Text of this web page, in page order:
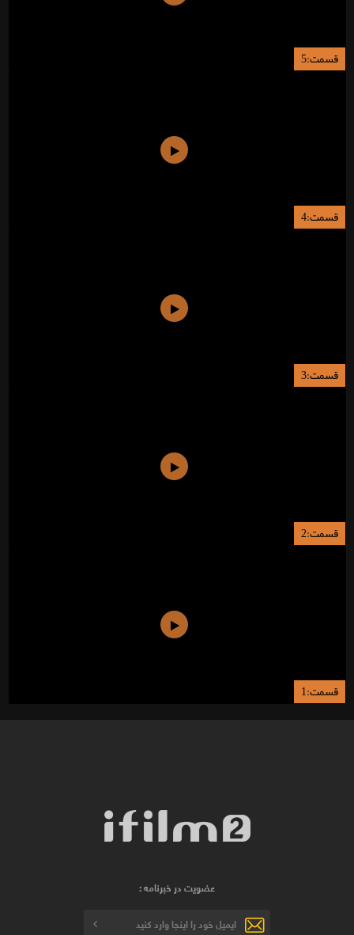
قسمت:5
قسمت:4
قسمت:3
قسمت:2
قسمت:1
عضویت در خبرنامه :